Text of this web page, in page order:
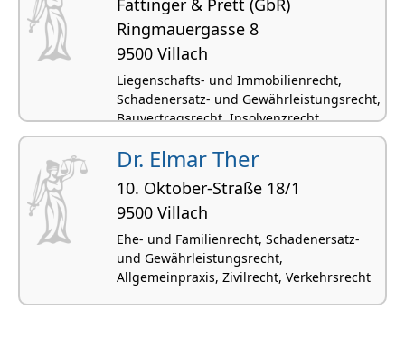
Fattinger & Prett (GbR)
Ringmauergasse 8
9500 Villach
Liegenschafts- und Immobilienrecht,
Schadenersatz- und Gewährleistungsrecht,
Bauvertragsrecht, Insolvenzrecht,
Unternehmenssanierungen
Dr. Elmar Ther
10. Oktober-Straße 18/1
9500 Villach
Ehe- und Familienrecht, Schadenersatz-
und Gewährleistungsrecht,
Allgemeinpraxis, Zivilrecht, Verkehrsrecht